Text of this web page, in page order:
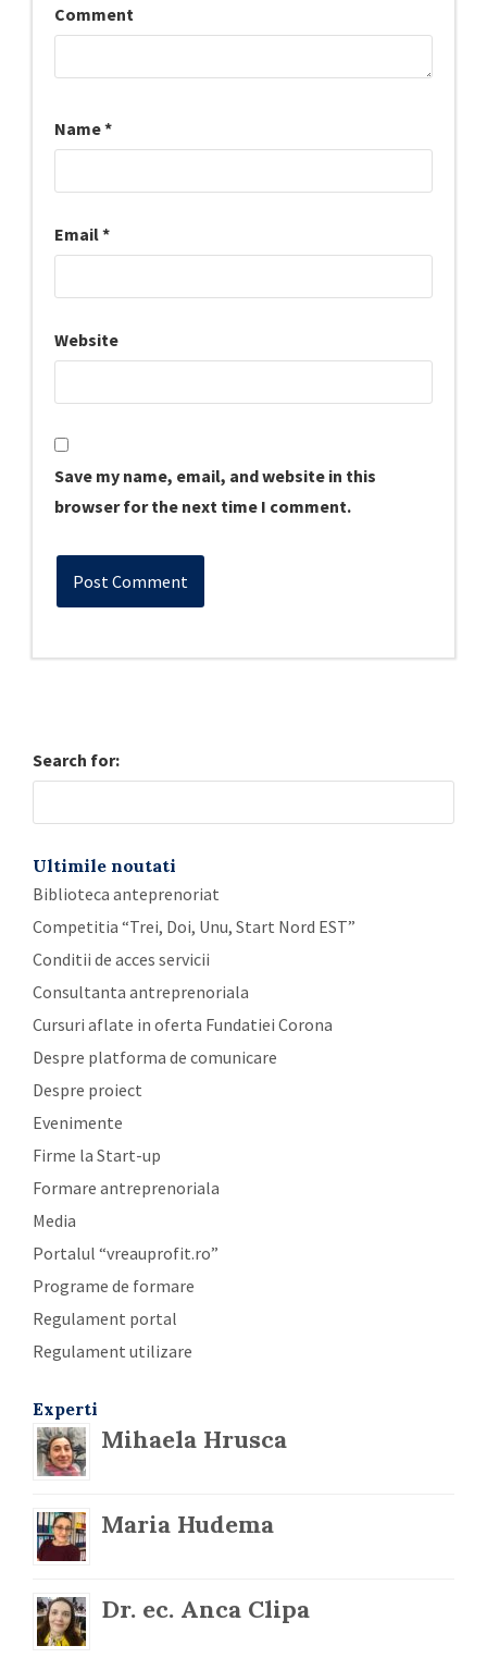
Comment
Name*
Email*
Website
Save my name, email, and website in this
browser for the next time I comment.
Search for:
Ultimile noutati
Biblioteca anteprenoriat
Competitia “Trei, Doi, Unu, Start Nord EST”
Conditii de acces servicii
Consultanta antreprenoriala
Cursuri aflate in oferta Fundatiei Corona
Despre platforma de comunicare
Despre proiect
Evenimente
Firme la Start-up
Formare antreprenoriala
Media
Portalul “vreauprofit.ro”
Programe de formare
Regulament portal
Regulament utilizare
Experti
Mihaela Hrusca
Maria Hudema
Dr. ec. Anca Clipa